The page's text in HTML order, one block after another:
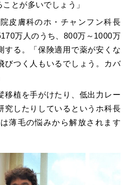
とが多いでしょう」
皮膚科のホ・チャンフン科長
万人のうち、800万～1000万
する。「保険適用で薬が安くな
びつく人もいるでしょう。カバ
移植を手がけたり、低出力レー
究したりしているというホ科長
薄毛の悩みから解放されます